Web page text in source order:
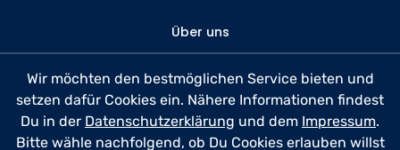
Über uns
Kontakt
FAQ
Wir möchten den bestmöglichen Service bieten und
setzen dafür Cookies ein. Nähere Informationen findest
Du in der Datenschutzerklärung und dem Impressum.
Bitte wähle nachfolgend, ob Du Cookies erlauben willst